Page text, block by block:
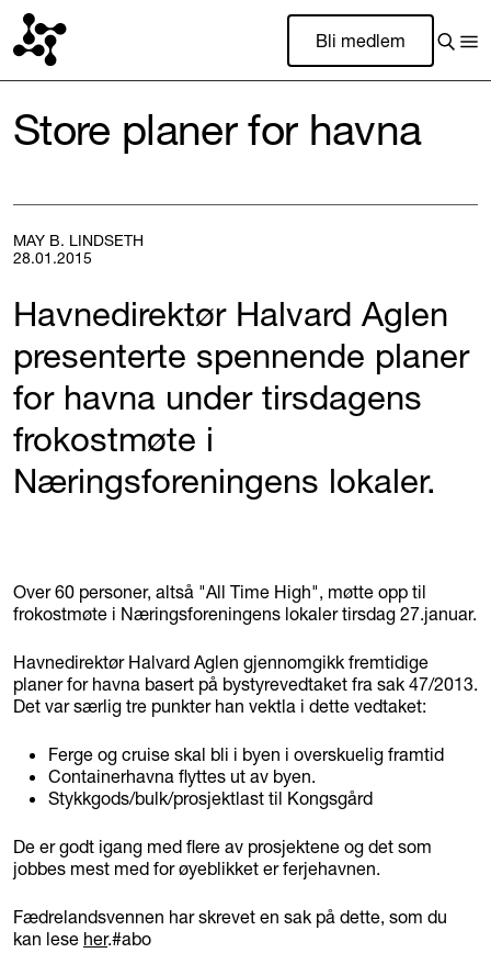
Bli medlem
Store planer for havna
MAY B. LINDSETH
28.01.2015
Havnedirektør Halvard Aglen
presenterte spennende planer
for havna under tirsdagens
frokostmøte i
Næringsforeningens lokaler.
Over 60 personer, altså "All Time High", møtte opp til
frokostmøte i Næringsforeningens lokaler tirsdag 27.januar.
Havnedirektør Halvard Aglen gjennomgikk fremtidige
planer for havna basert på bystyrevedtaket fra sak 47/2013.
Det var særlig tre punkter han vektla i dette vedtaket:
Ferge og cruise skal bli i byen i overskuelig framtid
Containerhavna flyttes ut av byen.
Stykkgods/bulk/prosjektlast til Kongsgård
De er godt igang med flere av prosjektene og det som
jobbes mest med for øyeblikket er ferjehavnen.
Fædrelandsvennen har skrevet en sak på dette, som du
kan lese her.#abo